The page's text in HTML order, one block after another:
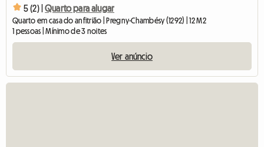
5 (2) | Quarto para alugar
Quarto em casa do anfitrião | Pregny-Chambésy (1292) | 12 M2
1 pessoas | Mínimo de 3 noites
Ver anúncio